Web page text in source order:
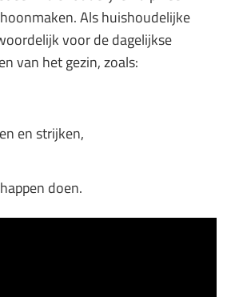
Als huishoudelijke
voor de dagelijkse
van het gezin, zoals:
en strijken,
doen.